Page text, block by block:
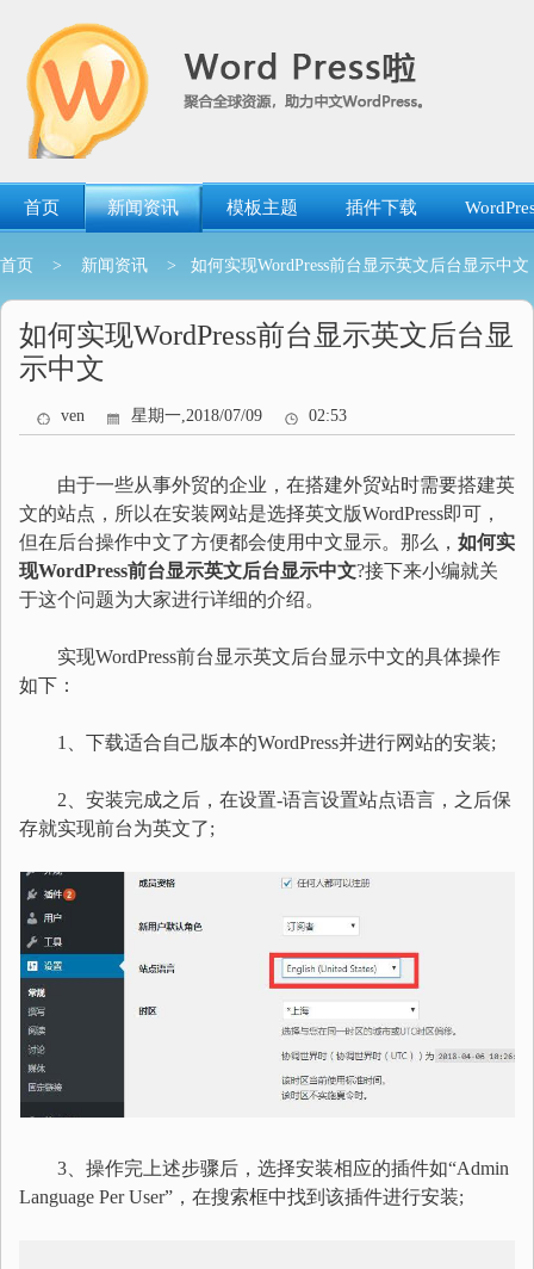
首页 新闻资讯 模板主题 插件下载
首页 > 新闻资讯 > 如何实现WordPress前台显示英文后台显示中文
如何实现WordPress前台显示英文后台显
示中文
ven 星期一,2018/07/09 02:53
由于一些从事外贸的企业，在搭建外贸站时需要搭建英
文的站点，所以在安装网站是选择英文版WordPress即可，
但在后台操作中文了方便都会使用中文显示。那么， 如何实
现WordPress前台显示英文后台显示中文?接下来小编就关
于这个问题为大家进行详细的介绍。
实现WordPress前台显示英文后台显示中文的具体操作
如下：
1、下载适合自己版本的WordPress并进行网站的安装;
2、安装完成之后，在设置-语言设置站点语言，之后保
存就实现前台为英文了;
3、操作完上述步骤后，选择安装相应的插件如“Admin
Language Per User”，在搜索框中找到该插件进行安装;